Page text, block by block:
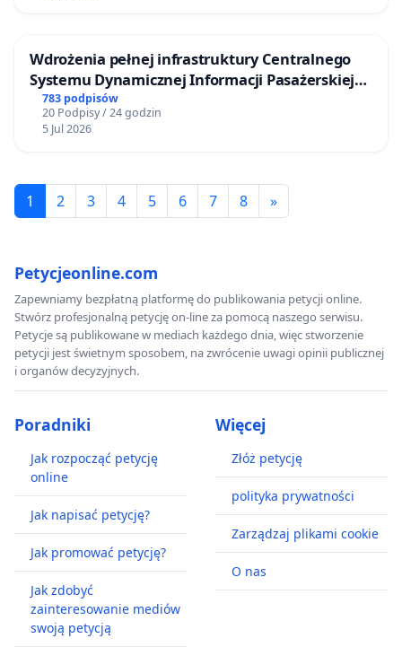
Wdrożenia pełnej infrastruktury Centralnego
Systemu Dynamicznej Informacji Pasażerskiej
(CSDiP) na stacji kolejowej w Łomży
783 podpisów
20 Podpisy / 24 godzin
5 Jul 2026
1 2 3 4 5 6 7 8 »
Petycjeonline.com
Zapewniamy bezpłatną platformę do publikowania petycji online.
Stwórz profesjonalną petycję on-line za pomocą naszego serwisu.
Petycje są publikowane w mediach każdego dnia, więc stworzenie
petycji jest świetnym sposobem, na zwrócenie uwagi opinii publicznej
i organów decyzyjnych.
Poradniki
Jak rozpocząć petycję
online
Jak napisać petycję?
Jak promować petycję?
Jak zdobyć
zainteresowanie mediów
swoją petycją
Więcej
Złóż petycję
polityka prywatności
Zarządzaj plikami cookie
O nas